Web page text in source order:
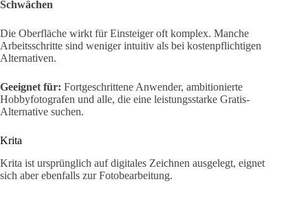
Schwächen
Die Oberfläche wirkt für Einsteiger oft komplex. Manche
Arbeitsschritte sind weniger intuitiv als bei kostenpflichtigen
Alternativen.
Geeignet für: Fortgeschrittene Anwender, ambitionierte
Hobbyfotografen und alle, die eine leistungsstarke Gratis-
Alternative suchen.
Krita
Krita ist ursprünglich auf digitales Zeichnen ausgelegt, eignet
sich aber ebenfalls zur Fotobearbeitung.